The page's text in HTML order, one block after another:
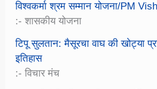
विश्वकर्मा श्रम सम्मान योजना/PM
:- शासकीय योजना
टिपू सुलतान: मैसूरचा वाघ की खोट्या
इतिहास
:- विचार मंच